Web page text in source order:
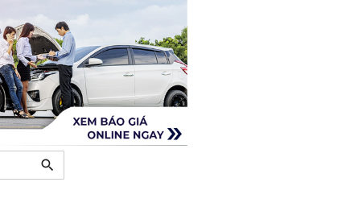
search